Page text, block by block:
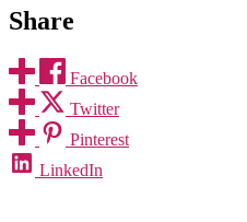
Share
Facebook
Twitter
Pinterest
LinkedIn